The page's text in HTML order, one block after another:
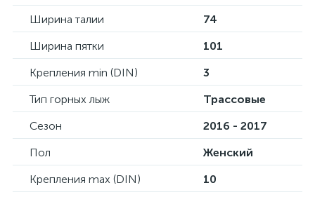
Ширина талии
74
Ширина пятки
101
Крепления min (DIN)
3
Тип горных лыж
Трассовые
Сезон
2016 - 2017
Пол
Женский
Крепления max (DIN)
10